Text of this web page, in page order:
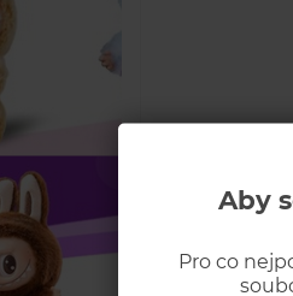
Aby
Pro co